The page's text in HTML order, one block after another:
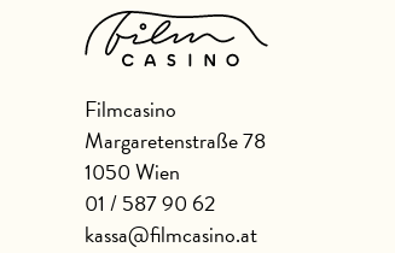
Filmcasino
Margaretenstraße 78
1050 Wien
01 / 587 90 62
kassa@filmcasino.at